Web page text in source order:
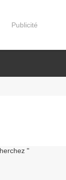
Publicité